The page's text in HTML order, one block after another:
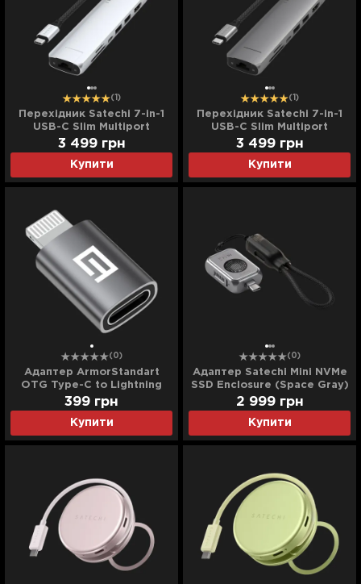
(1)
Перехідник Satechi 7-in-1
USB-C Slim Multiport
Adapter 4K with Ethernet
(Silver)
Купити
3 499 грн
(1)
Перехідник Satechi 7-in-1
USB-C Slim Multiport
Adapter 4K with Ethernet
(Space Gray)
Купити
3 499 грн
(0)
Адаптер ArmorStandart
OTG Type-C to Lightning
(ARM79618) (Black)
Купити
399 грн
(0)
Адаптер Satechi Mini NVMe
SSD Enclosure (Space Gray)
(ST-E2230M)
Купити
2 999 грн